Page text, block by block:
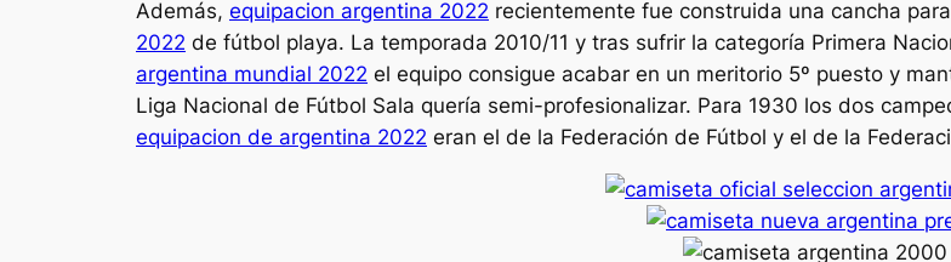
Además, equipacion argentina 2022 recientemente fue construida una cancha
2022 de fútbol playa. La temporada 2010/11 y tras sufrir la categoría Primera
argentina mundial 2022 el equipo consigue acabar en un meritorio 5º puesto y
Liga Nacional de Fútbol Sala quería semi-profesionalizar. Para 1930 los dos
equipacion de argentina 2022 eran el de la Federación de Fútbol y el de la